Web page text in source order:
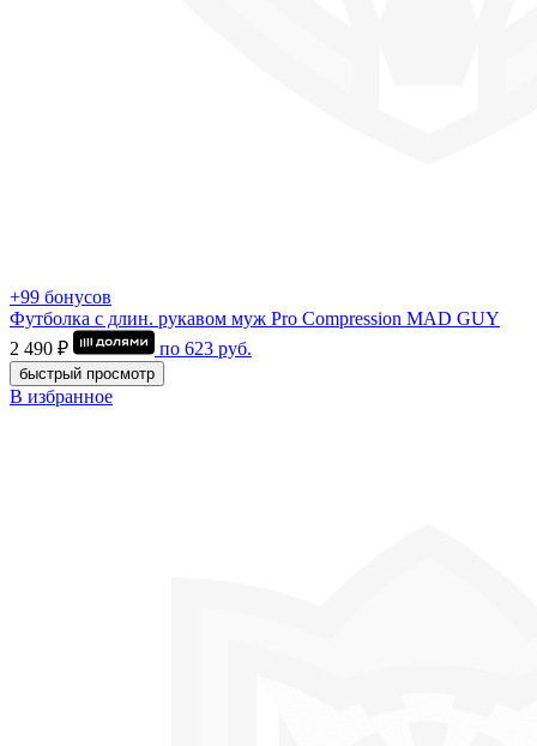
+99 бонусов
Футболка с длин. рукавом муж Pro Compression MAD GUY
2 490 ₽
по 623 руб.
быстрый просмотр
В избранное